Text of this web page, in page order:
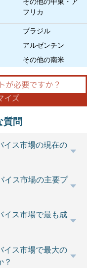
フリカ
ブラジル
アルゼンチン
その他の南米
質問
イス市場の現在の
イス市場の主要プ
イス市場で最も成
イス市場で最大の
？